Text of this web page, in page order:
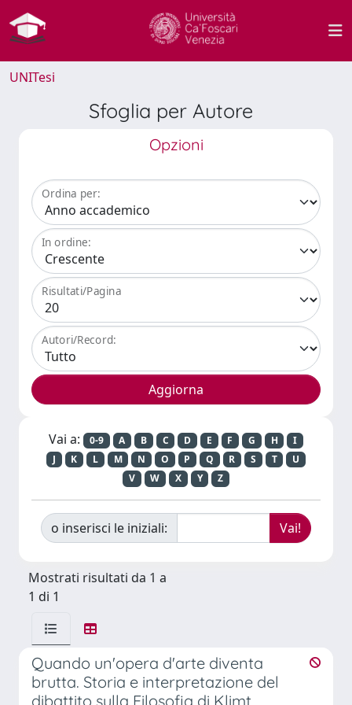
UNITesi
Sfoglia per Autore
Opzioni
Ordina per:
In ordine:
Risultati/Pagina
Autori/Record:
Vai a: 0-9 A B C D E F G H
I
J
K L M N O P Q R S T
U
V
W X Y Z
o inserisci le iniziali:
Mostrati risultati da 1 a
1 di 1
Quando un'opera d'arte diventa
brutta. Storia e interpretazione del
dibattito sulla Filosofia di Klimt.